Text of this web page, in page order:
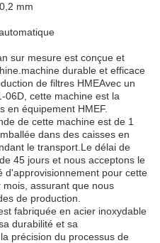
mm
sur mesure est conçue et
durable et efficace
de filtres HMEAvec un
06D, cette machine est la
en équipement HMEF.
de cette machine est de 1
dans des caisses en
le transport.Le délai de
45 jours et nous acceptons le
d'approvisionnement pour cette
assurant que nous
de production.
fabriquée en acier inoxydable
durabilité et sa
précision du processus de